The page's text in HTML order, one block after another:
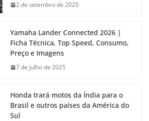
2 de setembro de 2025
Yamaha Lander Connected 2026 |
Ficha Técnica, Top Speed, Consumo,
Preço e Imagens
7 de julho de 2025
Honda trará motos da Índia para o
Brasil e outros países da América do
Sul